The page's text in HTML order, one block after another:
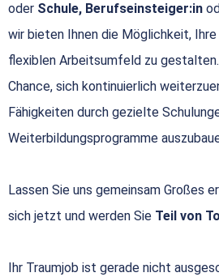
oder Schule, Berufseinsteiger:in
wir bieten Ihnen die Möglichkeit, Ihre
flexiblen Arbeitsumfeld zu
Chance, sich kontinuierlich
Fähigkeiten durch gezielte
Weiterbildungsprogramme
Lassen Sie uns gemeinsam Großes
sich jetzt und werden Sie Teil von
Ihr Traumjob ist gerade nicht